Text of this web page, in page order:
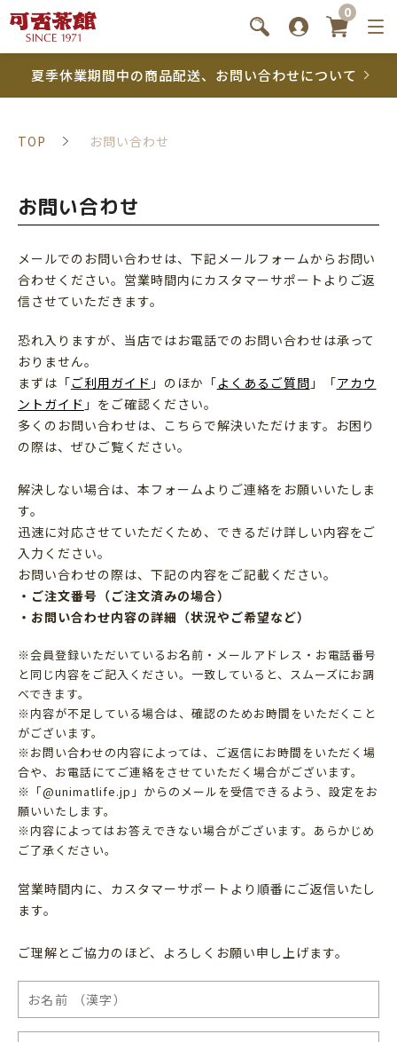
0
夏季休業期間中の商品配送、お問い合わせについて
TOP お問い合わせ
お問い合わせ
メールでのお問い合わせは、下記メールフォームからお問い
合わせください。営業時間内にカスタマーサポートよりご返
信させていただきます。
恐れ入りますが、当店ではお電話でのお問い合わせは承って
おりません。
まずは「ご利用ガイド 」のほか「よくあるご質問 」「アカウ
ントガイド 」をご確認ください。
多くのお問い合わせは、こちらで解決いただけます。お困り
の際は、ぜひご覧ください。
解決しない場合は、本フォームよりご連絡をお願いいたしま
す。
迅速に対応させていただくため、できるだけ詳しい内容をご
入力ください。
お問い合わせの際は、下記の内容をご記載ください。
・ご注文番号（ご注文済みの場合）
・お問い合わせ内容の詳細（状況やご希望など）
※会員登録いただいているお名前・メールアドレス・お電話番号
と同じ内容をご記入ください。一致していると、スムーズにお調
べできます。
※内容が不足している場合は、確認のためお時間をいただくこと
がございます。
※お問い合わせの内容によっては、ご返信にお時間をいただく場
合や、お電話にてご連絡をさせていただく場合がございます。
※「@unimatlife.jp」からのメールを受信できるよう、設定をお
願いいたします。
※内容によってはお答えできない場合がございます。あらかじめ
ご了承ください。
営業時間内に、カスタマーサポートより順番にご返信いたし
ます。
ご理解とご協力のほど、よろしくお願い申し上げます。